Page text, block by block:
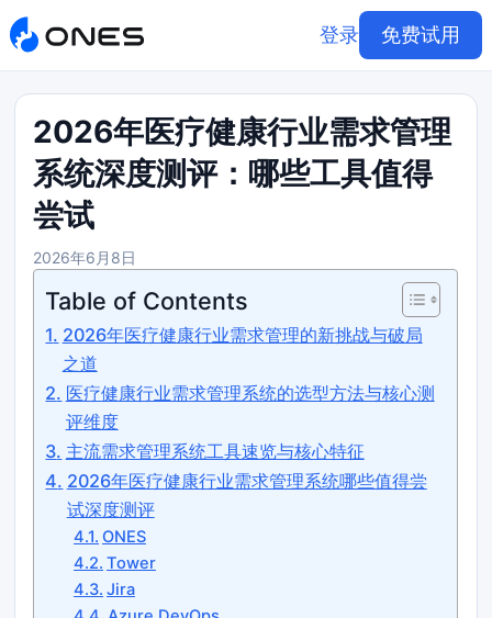
登录 免费试用
2026年医疗健康行业需求管理
系统深度测评：哪些工具值得
尝试
2026年6月8日
Table of Contents
2026年医疗健康行业需求管理的新挑战与破局
之道
医疗健康行业需求管理系统的选型方法与核心测
评维度
主流需求管理系统工具速览与核心特征
2026年医疗健康行业需求管理系统哪些值得尝
试深度测评
ONES
Tower
Jira